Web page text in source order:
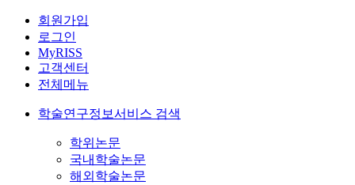
회원가입
로그인
MyRISS
고객센터
전체메뉴
학술연구정보서비스 검색
학위논문
국내학술논문
해외학술논문